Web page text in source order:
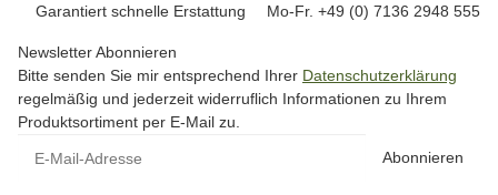
Garantiert schnelle Erstattung
Mo-Fr. +49 (0) 7136 2948 555
Newsletter Abonnieren
Bitte senden Sie mir entsprechend Ihrer Datenschutzerklärung
regelmäßig und jederzeit widerruflich Informationen zu Ihrem
Produktsortiment per E-Mail zu.
Abonnieren